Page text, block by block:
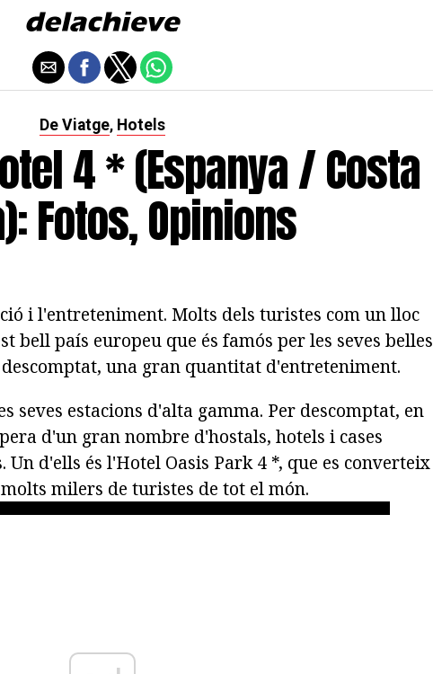
De Viatge, Hotels
4 * (Espanya / Costa
Fotos, Opinions
i l'entreteniment. Molts dels turistes com un lloc
bell país europeu que és famós per les seves belles
una gran quantitat d'entreteniment.
seves estacions d'alta gamma. Per descomptat, en
d'un gran nombre d'hostals, hotels i cases
Un d'ells és l'Hotel Oasis Park 4 *, que es converteix
milers de turistes de tot el món.